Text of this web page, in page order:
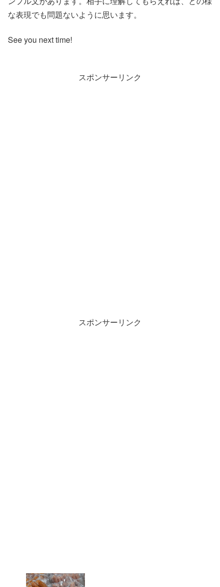
な表現でも問題ないように思います。
See you next time!
スポンサーリンク
スポンサーリンク